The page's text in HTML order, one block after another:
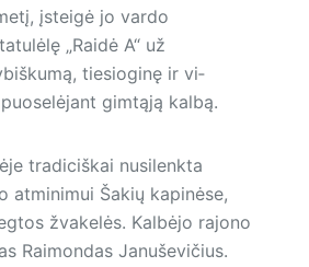
įsteigė jo vardo
„Raidė A“ už
tiesioginę ir vi­
gim­tąją kalbą.
tradiciškai nusilenkta
atminimui Šakių kapinėse,
žvakelės. Kalbėjo rajono
Raimondas Januševičius.